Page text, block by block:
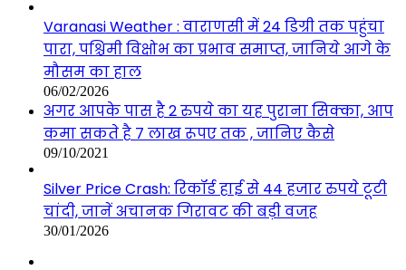
Varanasi Weather : वाराणसी में 24 डिग्री तक पहुंचा
पारा, पश्चिमी विक्षोभ का प्रभाव समाप्त, जानिये आगे के
मौसम का हाल
06/02/2026
अगर आपके पास है 2 रुपये का यह पुराना सिक्का, आप
कमा सकते है 7 लाख रूपए तक , जानिए कैसे
09/10/2021
Silver Price Crash: रिकॉर्ड हाई से 44 हजार रुपये टूटी
चांदी, जानें अचानक गिरावट की बड़ी वजह
30/01/2026